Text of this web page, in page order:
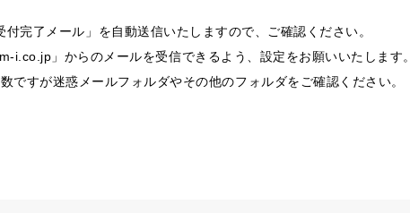
完了メール」を自動送信いたしますので、ご確認ください。
i.co.jp」からのメールを受信できるよう、設定をお願いいたします。
ですが迷惑メールフォルダやその他のフォルダをご確認ください。